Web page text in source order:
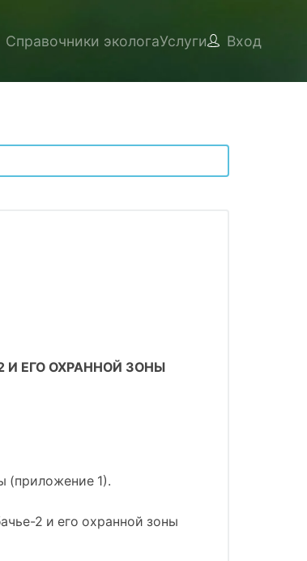
Справочники экологаУслуги Вход
ЕГО ОХРАННОЙ ЗОНЫ
(приложение 1).
2 и его охранной зоны